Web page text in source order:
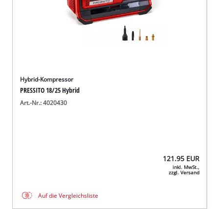
Hybrid-Kompressor
PRESSITO 18/25 Hybrid
Art.-Nr.: 4020430
121.95 EUR
inkl. MwSt.,
zzgl. Versand
Auf die Vergleichsliste